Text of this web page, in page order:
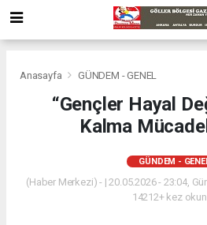
Anasayfa GÜNDEM - GENEL
“Gençler Hayal
Kalma
GÜNDEM -
(Haber Merkezi) - | 20.05.2026 - 23:04,
14212+ kez